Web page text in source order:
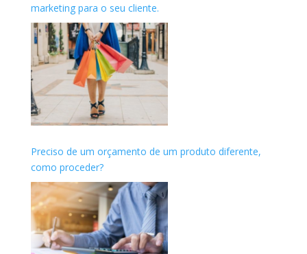
marketing para o seu cliente.
Preciso de um orçamento de um produto diferente,
como proceder?